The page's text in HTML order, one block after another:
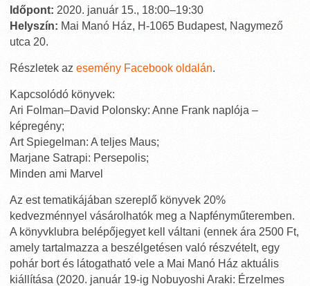
Időpont: 2020. január 15., 18:00–19:30
Helyszín: Mai Manó Ház, H-1065 Budapest, Nagymező
utca 20.
Részletek az esemény Facebook oldalán.
Kapcsolódó könyvek:
Ari Folman–David Polonsky: Anne Frank naplója –
képregény;
Art Spiegelman: A teljes Maus;
Marjane Satrapi: Persepolis;
Minden ami Marvel
Az est tematikájában szereplő könyvek 20%
kedvezménnyel vásárolhatók meg a Napfényműteremben.
A könyvklubra belépőjegyet kell váltani (ennek ára 2500 Ft,
amely tartalmazza a beszélgetésen való részvételt, egy
pohár bort és látogatható vele a Mai Manó Ház aktuális
kiállítása (2020. január 19-ig Nobuyoshi Araki: Érzelmes